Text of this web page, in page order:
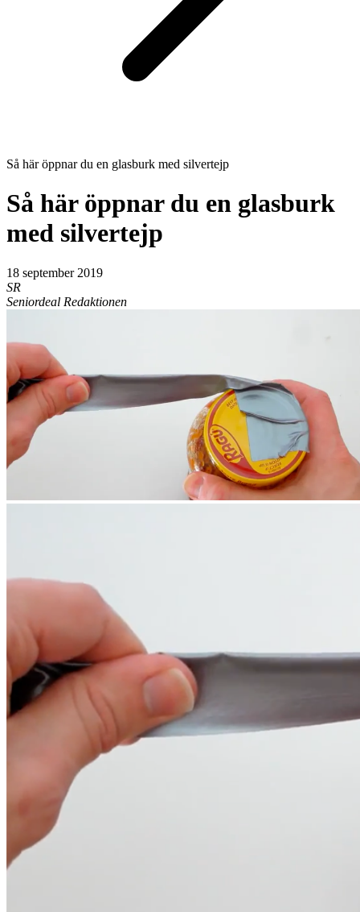
Så här öppnar du en glasburk med silvertejp
Så här öppnar du en glasburk
med silvertejp
18 september 2019
SR
Seniordeal Redaktionen